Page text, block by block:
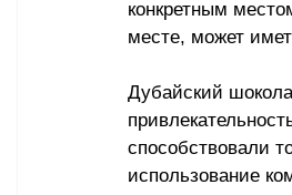
конкретным
месте, может
Дубайский
способствовали
использование